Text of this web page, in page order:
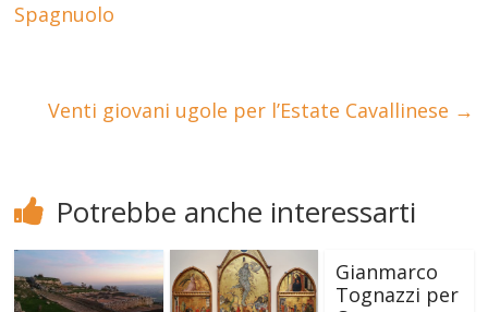
Spagnuolo
Venti giovani ugole per l’Estate Cavallinese →
Potrebbe anche interessarti
Gianmarco
Tognazzi per